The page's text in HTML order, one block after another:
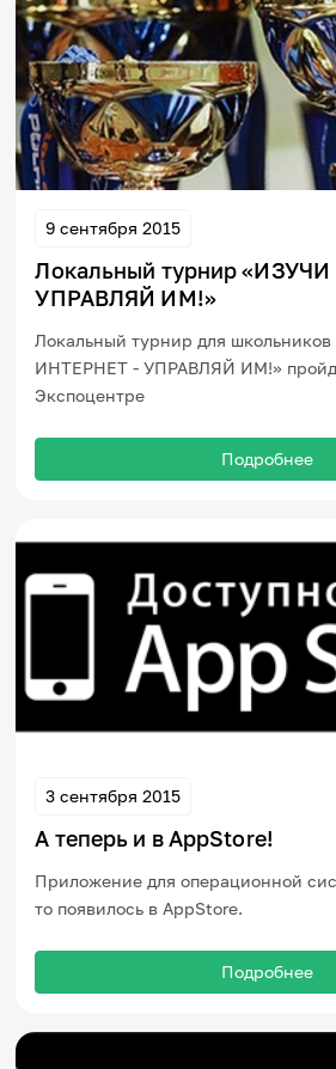
Школа наставников
IT-урок
Методика
Секреты кода
Незрячим
English
Регистрация
9 сентября 2015
Локальный турнир
УПРАВЛЯЙ ИМ!»
Локальный турнир для
ИНТЕРНЕТ - УПРАВЛЯЙ ИМ!»
Экспоцентре
Подробнее
3 сентября 2015
А теперь и в AppStore!
Приложение для операционной
то появилось в AppStore.
Подробнее